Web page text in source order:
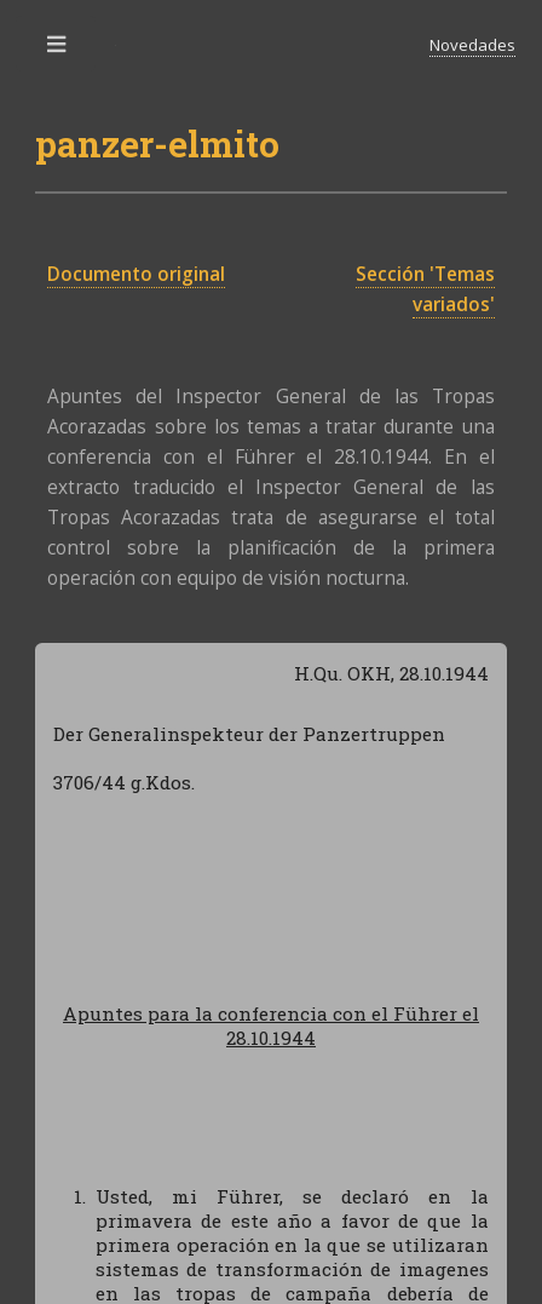
panzer-elmito
Novedades
Documento original
Sección 'Temas
variados'
Apuntes del Inspector General de las Tropas
Acorazadas sobre los temas a tratar durante una
conferencia con el Führer el 28.10.1944. En el
extracto traducido el Inspector General de las
Tropas Acorazadas trata de asegurarse el total
control sobre la planificación de la primera
operación con equipo de visión nocturna.
H.Qu. OKH, 28.10.1944
Der Generalinspekteur der Panzertruppen
3706/44 g.Kdos.
Apuntes para la conferencia con el Führer el
28.10.1944
Usted, mi Führer, se declaró en la
primavera de este año a favor de que la
primera operación en la que se utilizaran
sistemas de transformación de imagenes
en las tropas de campaña debería de